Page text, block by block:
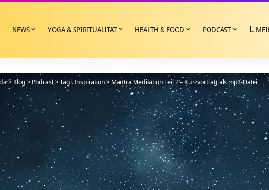
NEWS YOGA & SPIRITUALITÄT HEALTH & FOOD PODCAST
> Blog > Podcast>Tägl. Inspiration > Mantra Meditation Teil 2 – Kurzvortrag als mp3-Datei